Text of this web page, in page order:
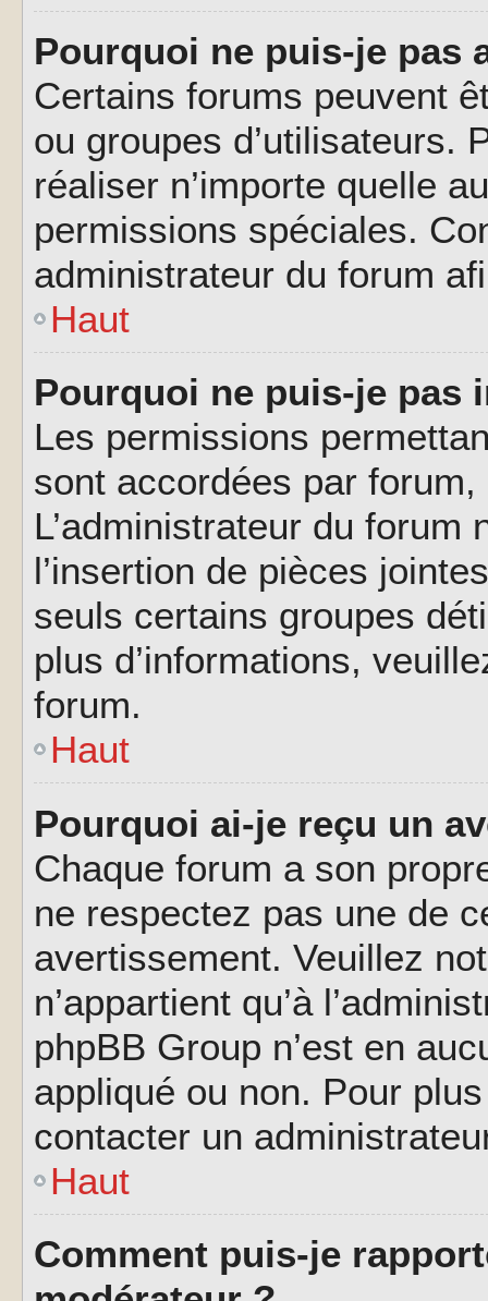
Pourquoi ne puis-je pas
Certains forums peuvent
ou groupes d’utilisateurs.
réaliser n’importe quelle
permissions spéciales.
administrateur du forum
Haut
Pourquoi ne puis-je pas
Les permissions
sont accordées par
L’administrateur du forum
l’insertion de pièces
seuls certains groupes
plus d’informations,
forum.
Haut
Pourquoi ai-je reçu un
Chaque forum a son
ne respectez pas une de
avertissement. Veuillez
n’appartient qu’à
phpBB Group n’est en
appliqué ou non. Pour
contacter un
Haut
Comment puis-je